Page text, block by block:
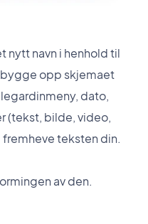
nytt navn i henhold til
bygge opp skjemaet
dato,
(tekst, bilde, video,
teksten din.
av den.